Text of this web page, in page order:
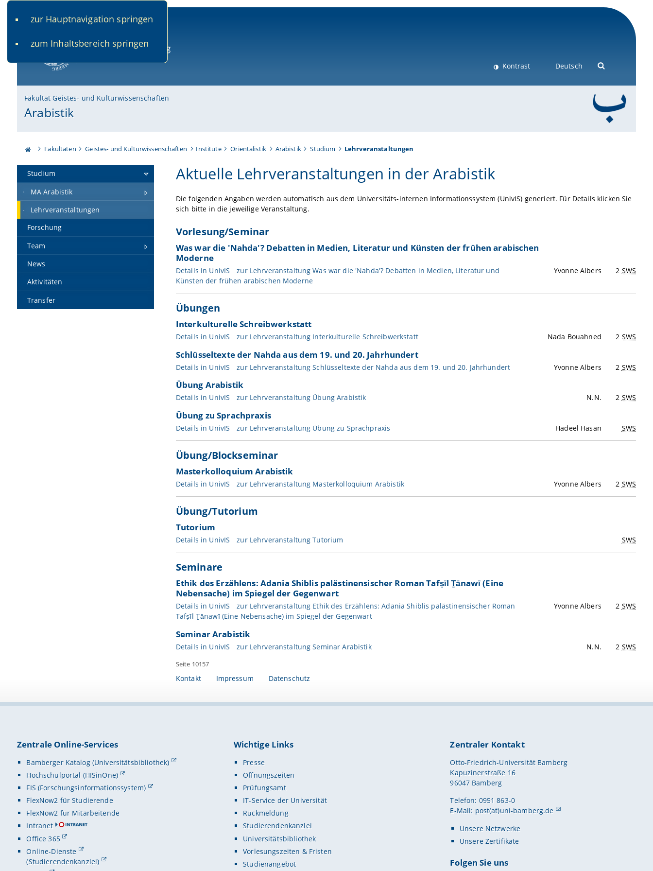
zur Hauptnavigation springen
zum Inhaltsbereich springen
Kontrast Deutsch
Fakultät Geistes- und Kulturwissenschaften
Arabistik
Fakultäten Geistes- und Kulturwissenschaften Institute Orientalistik Arabistik Studium Lehrveranstaltungen
Studium
MA Arabistik
Lehrveranstaltungen
Forschung
Team
News
Aktivitäten
Transfer
Aktuelle Lehrveranstaltungen in der Arabistik
Die folgenden Angaben werden automatisch aus dem Universitäts-internen Informationssystem (UnivIS) generiert. Für Details klicken Sie
sich bitte in die jeweilige Veranstaltung.
Vorlesung/Seminar
Was war die 'Nahda'? Debatten in Medien, Literatur und Künsten der frühen arabischen
Moderne
2 SWS
Yvonne Albers
Details in UnivIS
zur Lehrveranstaltung Was war die 'Nahda'? Debatten in Medien, Literatur und
Künsten der frühen arabischen Moderne
Übungen
Interkulturelle Schreibwerkstatt
2 SWS
Nada Bouahned
Details in UnivIS zur Lehrveranstaltung Interkulturelle Schreibwerkstatt
Schlüsseltexte der Nahda aus dem 19. und 20. Jahrhundert
2 SWS
Yvonne Albers
Details in UnivIS zur Lehrveranstaltung Schlüsseltexte der Nahda aus dem 19. und 20. Jahrhundert
Übung Arabistik
2 SWS
N.N.
Details in UnivIS zur Lehrveranstaltung Übung Arabistik
Übung zu Sprachpraxis
SWS
Hadeel Hasan
Details in UnivIS zur Lehrveranstaltung Übung zu Sprachpraxis
Übung/Blockseminar
Masterkolloquium Arabistik
2 SWS
Yvonne Albers
Details in UnivIS zur Lehrveranstaltung Masterkolloquium Arabistik
Übung/Tutorium
Tutorium
SWS
Details in UnivIS zur Lehrveranstaltung Tutorium
Seminare
Ethik des Erzählens: Adania Shiblis palästinensischer Roman Tafṣīl Ṯānawī (Eine
Nebensache) im Spiegel der Gegenwart
2 SWS
Yvonne Albers
Details in UnivIS
zur Lehrveranstaltung Ethik des Erzählens: Adania Shiblis palästinensischer Roman
Tafṣīl Ṯānawī (Eine Nebensache) im Spiegel der Gegenwart
Seminar Arabistik
2 SWS
N.N.
Details in UnivIS zur Lehrveranstaltung Seminar Arabistik
Seite 10157
Kontakt Impressum Datenschutz
Zentrale Online-Services
Bamberger Katalog (Universitätsbibliothek)
Hochschulportal (HISinOne)
FIS (Forschungsinformationssystem)
FlexNow2 für Studierende
FlexNow2 für Mitarbeitende
Intranet
Office 365
Online-Dienste
(Studierendenkanzlei)
Wichtige Links
Presse
Öffnungszeiten
Prüfungsamt
IT-Service der Universität
Rückmeldung
Studierendenkanzlei
Universitätsbibliothek
Vorlesungszeiten & Fristen
Studienangebot
Zentraler Kontakt
Otto-Friedrich-Universität Bamberg
Kapuzinerstraße 16
96047 Bamberg
Telefon: 0951 863-0
E-Mail: post(at)uni-bamberg.de
Unsere Netzwerke
Unsere Zertifikate
Folgen Sie uns